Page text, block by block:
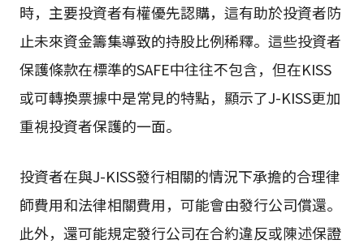
時，主要投資者有權優先認購，這有助於投資者防
止未來資金籌集導致的持股比例稀釋。這些投資者
保護條款在標準的SAFE中往往不包含，但在KISS
或可轉換票據中是常見的特點，顯示了J-KISS更加
重視投資者保護的一面。
投資者在與J-KISS發行相關的情況下承擔的合理律
師費用和法律相關費用，可能會由發行公司償還。
此外，還可能規定發行公司在合約違反或陳述保證